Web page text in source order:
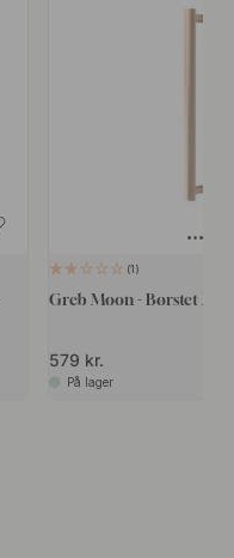
1
Greb Moon - Børstet
579 kr.
På lager